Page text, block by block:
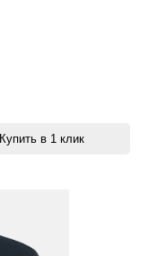
Купить в 1 клик